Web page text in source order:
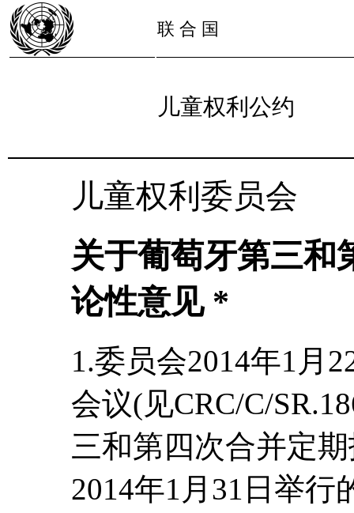
联 合 国
儿童权利公约
儿童权利委员会
关于葡萄牙第三和
论性意见 *
1.委员会2014年1月
会议(见CRC/C/
三和第四次合并定
2014年1月31日举行